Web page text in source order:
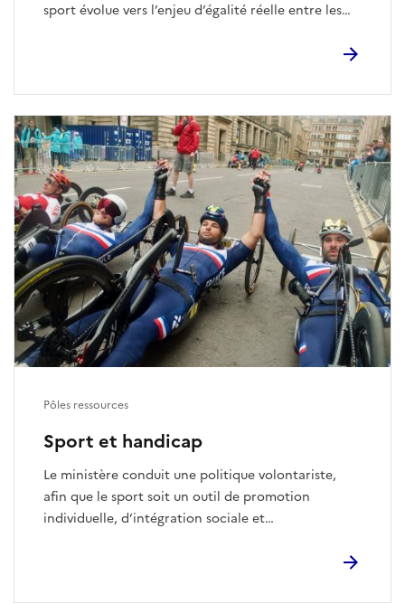
sport évolue vers l’enjeu d’égalité réelle entre les
Sport et handicap
Le ministère conduit une politique volontariste,
afin que le sport soit un outil de promotion
individuelle, d’intégration sociale et
Pôles ressources